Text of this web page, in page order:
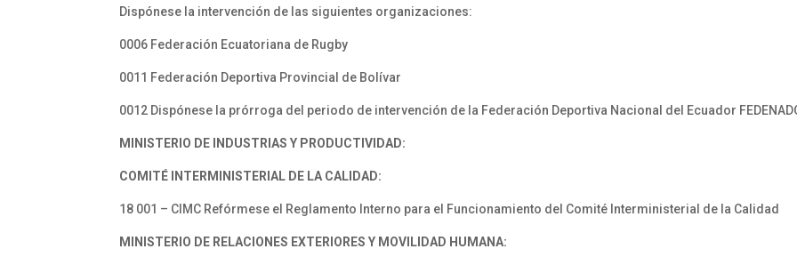
Dispónese la intervención de las siguientes organizaciones:
0006 Federación Ecuatoriana de Rugby
0011 Federación Deportiva Provincial de Bolívar
0012 Dispónese la prórroga del periodo de intervención de la Federación Deportiva Nacional del Ecuador
MINISTERIO DE INDUSTRIAS Y PRODUCTIVIDAD:
COMITÉ INTERMINISTERIAL DE LA CALIDAD:
18 001 – CIMC Refórmese el Reglamento Interno para el Funcionamiento del Comité Interministerial de la Calidad
MINISTERIO DE RELACIONES EXTERIORES Y MOVILIDAD HUMANA: